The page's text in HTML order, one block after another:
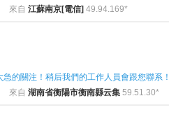
來自 江蘇南京[電信] 49.94.169*
急的關注！稍后我們的工作人員會跟您聯系
來自 湖南省衡陽市衡南縣云集 59.51.30*